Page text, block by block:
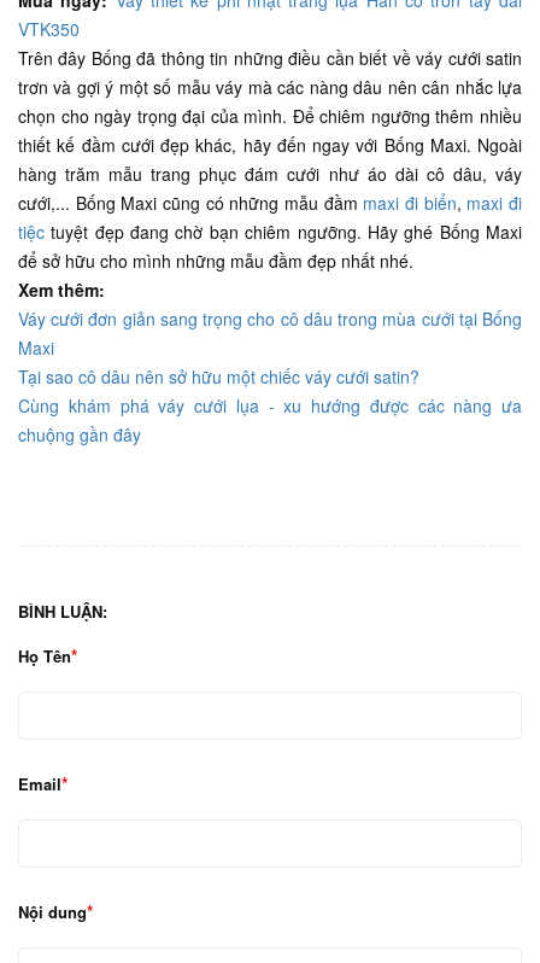
VTK350
Trên đây Bống đã thông tin những điều cần biết về váy cưới satin
trơn và gợi ý một số mẫu váy mà các nàng dâu nên cân nhắc lựa
chọn cho ngày trọng đại của mình. Để chiêm ngưỡng thêm nhiều
thiết kế đầm cưới đẹp khác, hãy đến ngay với Bống Maxi. Ngoài
hàng trăm mẫu trang phục đám cưới như áo dài cô dâu, váy
cưới,... Bống Maxi cũng có những mẫu đầm maxi đi biển, maxi đi
tiệc tuyệt đẹp đang chờ bạn chiêm ngưỡng. Hãy ghé Bống Maxi
để sở hữu cho mình những mẫu đầm đẹp nhất nhé.
Xem thêm:
Váy cưới đơn giản sang trọng cho cô dâu trong mùa cưới tại Bống
Maxi
Tại sao cô dâu nên sở hữu một chiếc váy cưới satin?
Cùng khám phá váy cưới lụa - xu hướng được các nàng ưa
chuộng gần đây
BÌNH LUẬN:
Họ Tên
Email
Nội dung